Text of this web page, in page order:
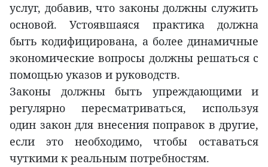
услуг, добавив, что законы должны служить
основой. Устоявшаяся практика должна
быть кодифицирована, а более динамичные
экономические вопросы должны решаться с
помощью указов и руководств.
Законы должны быть упреждающими и
регулярно пересматриваться, используя
один закон для внесения поправок в другие,
если это необходимо, чтобы оставаться
чуткими к реальным потребностям.